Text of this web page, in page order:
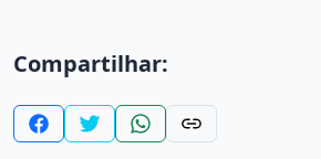
Compartilhar: